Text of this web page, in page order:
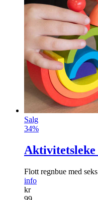
Salg
34%
Aktivitetsleke
Flott regnbue med
info
kr